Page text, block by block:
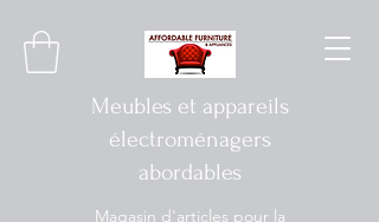
Meubles et appareils
électroménagers
abordables
Magasin d'articles pour la